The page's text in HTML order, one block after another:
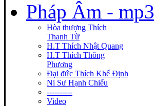
Pháp Âm - mp3
Hòa thượng Thích
Thanh Từ
H.T Thích Nhật Quang
H.T Thích Thông
Phương
Đại đức Thích Khế Định
Ni Sư Hạnh Chiếu
----------
Video